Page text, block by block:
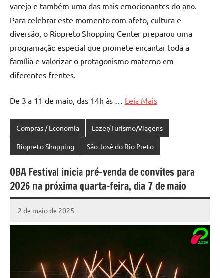
varejo e também uma das mais emocionantes do ano.
Para celebrar este momento com afeto, cultura e
diversão, o Riopreto Shopping Center preparou uma
programação especial que promete encantar toda a
família e valorizar o protagonismo materno em
diferentes frentes.
De 3 a 11 de maio, das 14h às … Leia Mais
Compras / Economia Lazer/Turismo/Viagens
Riopreto Shopping São José do Rio Preto
OBA Festival inicia pré-venda de convites para
2026 na próxima quarta-feira, dia 7 de maio
2 de maio de 2025
Marcelo
Fachin
2.603
comentários